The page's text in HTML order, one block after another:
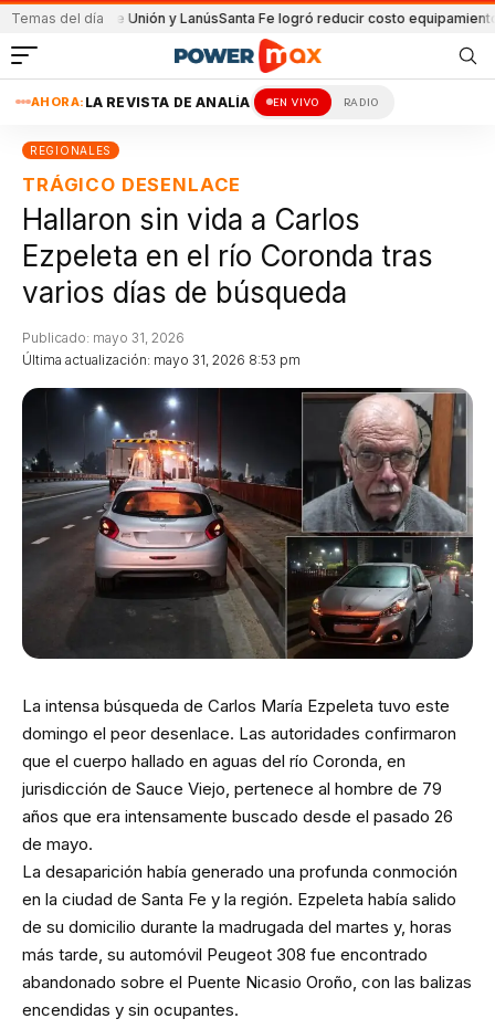
Temas del día
de Unión y LanúsSanta Fe logró reducir costo equipamiento
AHORA: LA REVISTA DE ANALÍA EN VIVO RADIO
REGIONALES
TRÁGICO DESENLACE
Hallaron sin vida a Carlos
Ezpeleta en el río Coronda tras
varios días de búsqueda
Última actualización: mayo 31, 2026 8:53 pm
Publicado: mayo 31, 2026
La intensa búsqueda de Carlos María Ezpeleta tuvo este
domingo el peor desenlace. Las autoridades confirmaron
que el cuerpo hallado en aguas del río Coronda, en
jurisdicción de Sauce Viejo, pertenece al hombre de 79
años que era intensamente buscado desde el pasado 26
de mayo.
La desaparición había generado una profunda conmoción
en la ciudad de Santa Fe y la región. Ezpeleta había salido
de su domicilio durante la madrugada del martes y, horas
más tarde, su automóvil Peugeot 308 fue encontrado
abandonado sobre el Puente Nicasio Oroño, con las balizas
encendidas y sin ocupantes.